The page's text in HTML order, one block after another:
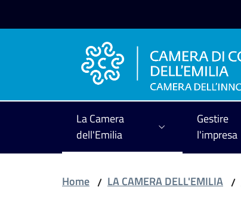
La Camera
dell'Emilia
Gestire
l'impresa
Home / LA CAMERA DELL'EMILIA /